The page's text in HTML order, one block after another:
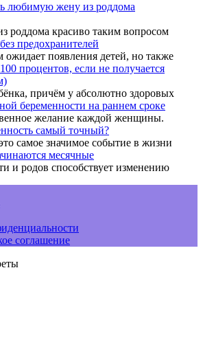
любимую жену из роддома
роддома красиво таким вопросом
предохранителей
ожидает появления детей, но также
процентов, если не получается
причём у абсолютно здоровых
беременности на раннем сроке
желание каждой женщины.
самый точный?
самое значимое событие в жизни
месячные
и родов способствует изменению
соглашение